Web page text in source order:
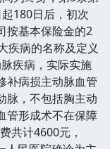
180日后，初次
按基本保险金的2
疾病的名称及定义
疾病，实际实施
补病损主动脉血管
脉，不包括胸主动
管形成术不在保障
共计4600元，